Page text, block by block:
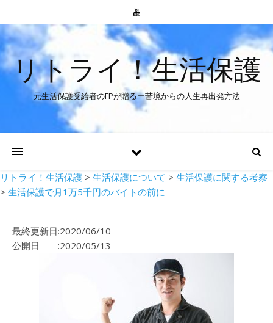
リトライ！生活保護
元生活保護受給者のFPが贈るー苦境からの人生再出発方法
リトライ！生活保護 > 生活保護について > 生活保護に関する考察
> 生活保護で月1万5千円のバイトの前に
最終更新日:2020/06/10
公開日 :2020/05/13